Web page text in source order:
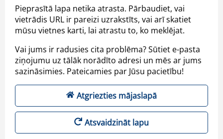
Pieprasītā lapa netika atrasta. Pārbaudiet, vai
vietrādis URL ir pareizi uzrakstīts, vai arī skatiet
mūsu vietnes karti, lai atrastu to, ko meklējat.
Vai jums ir radusies cita problēma? Sūtiet e-pasta
ziņojumu uz tālāk norādīto adresi un mēs ar jums
sazināsimies. Pateicamies par Jūsu pacietību!
Atgriezties mājaslapā
Atsvaidzināt lapu